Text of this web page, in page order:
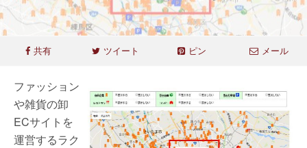
共有 ツイート ピン メール
ファッション
や雑貨の卸
ECサイトを
運営するラク